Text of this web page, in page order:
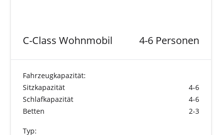
C-Class Wohnmobil 4-6 Personen
Fahrzeugkapazität:
Sitzkapazität
4-6
Schlafkapazität
4-6
Betten
2-3
Typ: